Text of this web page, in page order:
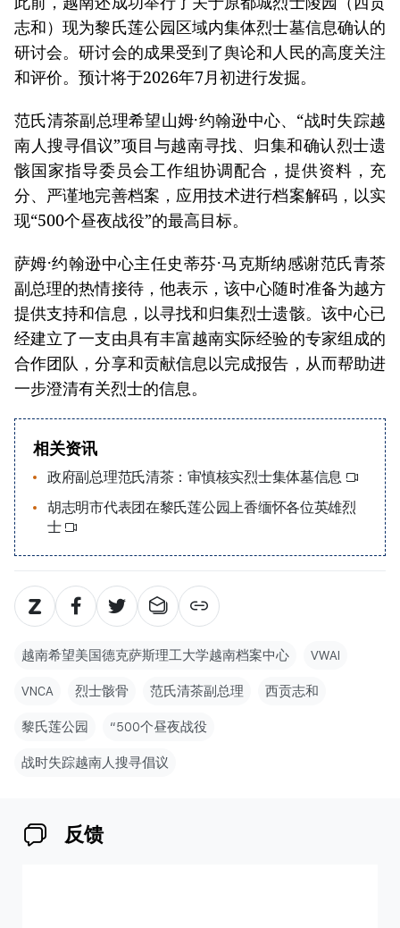
志和）现为黎氏莲公园区域内集体烈士墓信息确认的
研讨会。研讨会的成果受到了舆论和人民的高度关注
和评价。预计将于2026年7月初进行发掘。
范氏清茶副总理希望山姆·约翰逊中心、“战时失踪越
南人搜寻倡议”项目与越南寻找、归集和确认烈士遗
骸国家指导委员会工作组协调配合，提供资料，充
分、严谨地完善档案，应用技术进行档案解码，以实
现“500个昼夜战役”的最高目标。
萨姆·约翰逊中心主任史蒂芬·马克斯纳感谢范氏青茶
副总理的热情接待，他表示，该中心随时准备为越方
提供支持和信息，以寻找和归集烈士遗骸。该中心已
经建立了一支由具有丰富越南实际经验的专家组成的
合作团队，分享和贡献信息以完成报告，从而帮助进
一步澄清有关烈士的信息。
相关资讯
政府副总理范氏清茶：审慎核实烈士集体墓信息
胡志明市代表团在黎氏莲公园上香缅怀各位英雄烈
士
越南希望美国德克萨斯理工大学越南档案中心 VWAI
VNCA 烈士骸骨 范氏清茶副总理 西贡志和
黎氏莲公园 “500个昼夜战役
战时失踪越南人搜寻倡议
反馈